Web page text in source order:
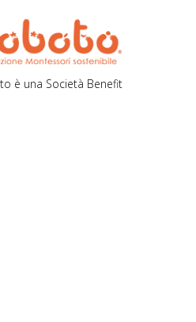
è una Società Benefit